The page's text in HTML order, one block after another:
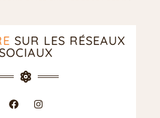
SUR LES RÉSEAUX